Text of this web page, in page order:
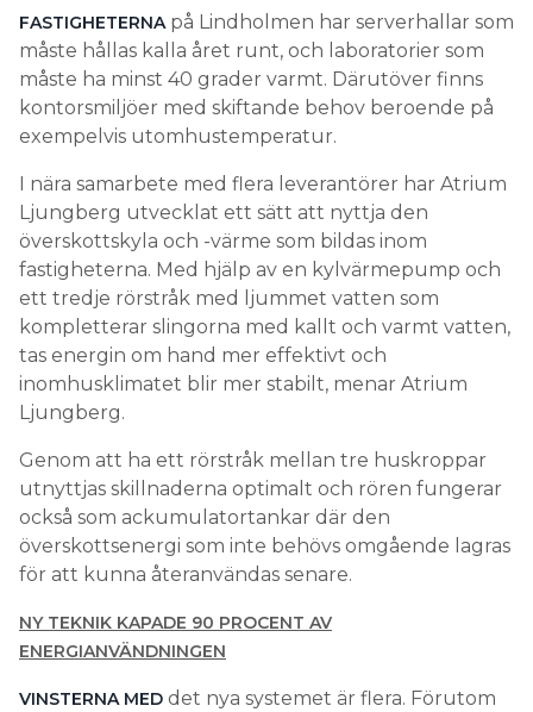
FASTIGHETERNApå Lindholmen har serverhallar som
måste hållas kalla året runt, och laboratorier som
måste ha minst 40 grader varmt. Därutöver finns
kontorsmiljöer med skiftande behov beroende på
exempelvis utomhustemperatur.
I nära samarbete med flera leverantörer har Atrium
Ljungberg utvecklat ett sätt att nyttja den
överskottskyla och -värme som bildas inom
fastigheterna. Med hjälp av en kylvärmepump och
ett tredje rörstråk med ljummet vatten som
kompletterar slingorna med kallt och varmt vatten,
tas energin om hand mer effektivt och
inomhusklimatet blir mer stabilt, menar Atrium
Ljungberg.
Genom att ha ett rörstråk mellan tre huskroppar
utnyttjas skillnaderna optimalt och rören fungerar
också som ackumulatortankar där den
överskottsenergi som inte behövs omgående lagras
för att kunna återanvändas senare.
NY TEKNIK KAPADE 90 PROCENT AV
ENERGIANVÄNDNINGEN
VINSTERNA MED det nya systemet är flera. Förutom